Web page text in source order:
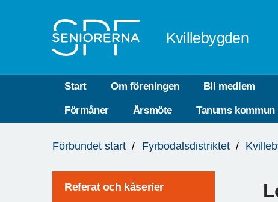
Kvillebygden
Start Om föreningen Bli medlem
Förmåner Årsmöte Tanums kommun
är
Förbundet start Fyrbodalsdistriktet
Referat och kåserier